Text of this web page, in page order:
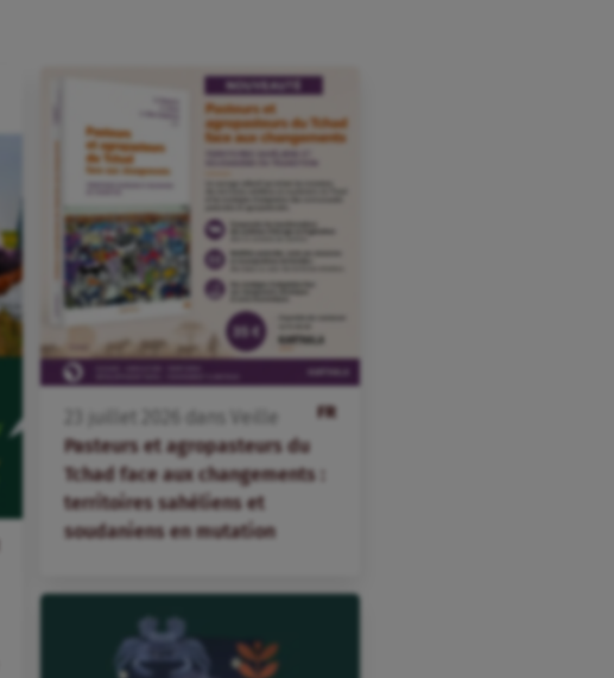
FR
juillet dans
Veille
Pasteurs et agropasteurs du
Tchad face aux changements :
territoires sahéliens et
soudaniens en mutation